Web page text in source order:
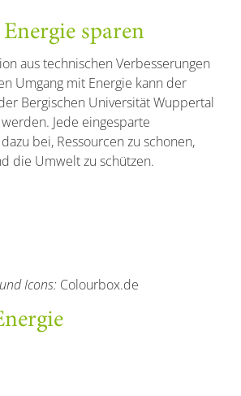
sparen
aus technischen Verbesserungen
Umgang mit Energie kann der
Bergischen Universität Wuppertal
Jede eingesparte
bei, Ressourcen zu schonen,
die Umwelt zu schützen.
und Icons: Colourbox.de